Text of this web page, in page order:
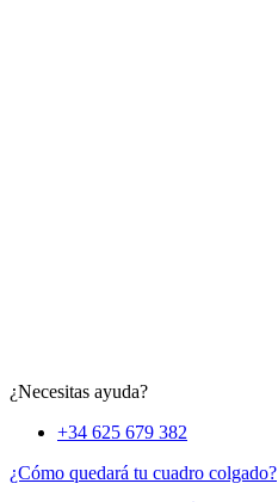
¿Necesitas ayuda?
+34 625 679 382
¿Cómo quedará tu cuadro colgado?